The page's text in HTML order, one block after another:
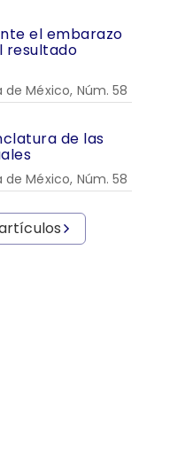
el embarazo
resultado
México, Núm. 58
de las
México, Núm. 58